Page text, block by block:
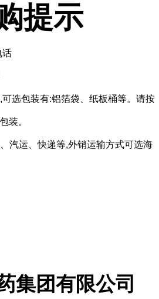
提示
话
选包装有:铝箔袋、纸板桶等。请按
装。
汽运、快递等,外销运输方式可选海
集团有限公司